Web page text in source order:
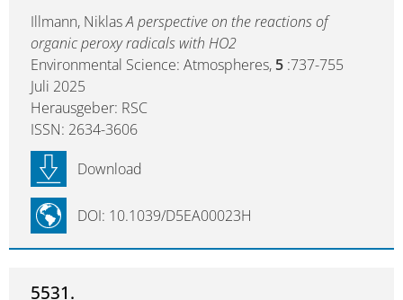
Illmann, NiklasA perspective on the reactions of
organic peroxy radicals with HO2
Environmental Science: Atmospheres, 5 :737-755
Juli 2025
Herausgeber: RSC
ISSN: 2634-3606
DOI: 10.1039/D5EA00023H
Download
5531.